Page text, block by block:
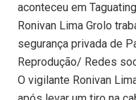
aconteceu em
Ronivan Lima Grolo
segurança privada de
Reprodução/ Redes
O vigilante Ronivan